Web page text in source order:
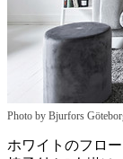
Photo by Bjurfors
ホワイトのフロ